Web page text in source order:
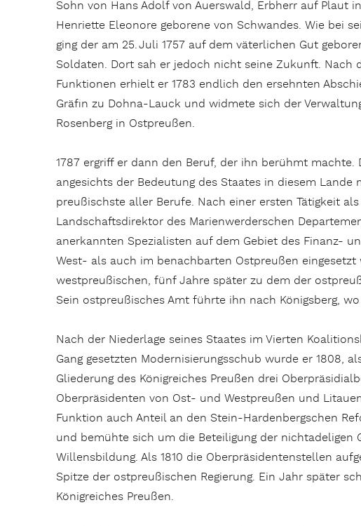
Sohn von Hans Adolf von Auerswald, Erbherr auf Plaut
Henriette Eleonore geborene von Schwandes. Wie bei
ging der am 25. Juli 1757 auf dem väterlichen Gut
Soldaten. Dort sah er jedoch nicht seine Zukunft. Nach
Funktionen erhielt er 1783 endlich den ersehnten
Gräfin zu Dohna-Lauck und widmete sich der
Rosenberg in Ostpreußen.
1787 ergriff er dann den Beruf, der ihn berühmt machte.
angesichts der Bedeutung des Staates in diesem
preußischste aller Berufe. Nach einer ersten Tätigkeit
Landschaftsdirektor des Marienwerderschen
anerkannten Spezialisten auf dem Gebiet des Finanz-
West- als auch im benachbarten Ostpreußen
westpreußischen, fünf Jahre später zu dem der
Sein ostpreußisches Amt führte ihn nach Königsberg,
Nach der Niederlage seines Staates im Vierten
Gang gesetzten Modernisierungsschub wurde er 1808,
Gliederung des Königreiches Preußen drei
Oberpräsidenten von Ost- und Westpreußen und
Funktion auch Anteil an den Stein-Hardenbergschen
und bemühte sich um die Beteiligung der nichtadeligen
Willensbildung. Als 1810 die Oberpräsidentenstellen
Spitze der ostpreußischen Regierung. Ein Jahr später
Königreiches Preußen.